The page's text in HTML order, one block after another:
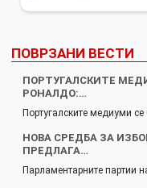
ПОВРЗАНИ ВЕСТИ
ПОРТУГАЛСКИТЕ
РОНАЛДО:…
Португалските медиуми
НОВА СРЕДБА ЗА
ПРЕДЛАГА…
Парламентарните партии